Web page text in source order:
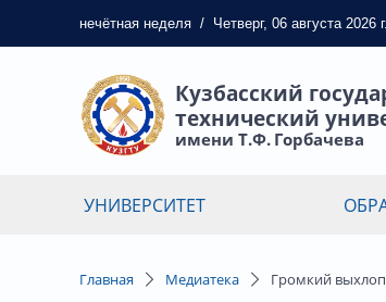
нечётная неделя / Четверг, 06 августа 2026 г.
Кузбасский
технический
имени Т.Ф. Горбачева
УНИВЕРСИТЕТ
Главная Медиатека Громкий